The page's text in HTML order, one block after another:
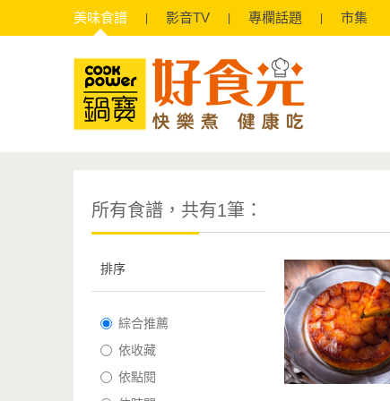
美味食譜 影音TV 專欄話題 市集
所有食譜，共有1筆：
排序
綜合推薦
依收藏
依點閱